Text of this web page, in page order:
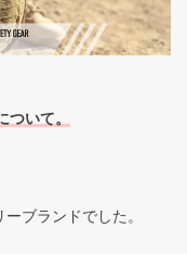
いて。
ブランドでした。